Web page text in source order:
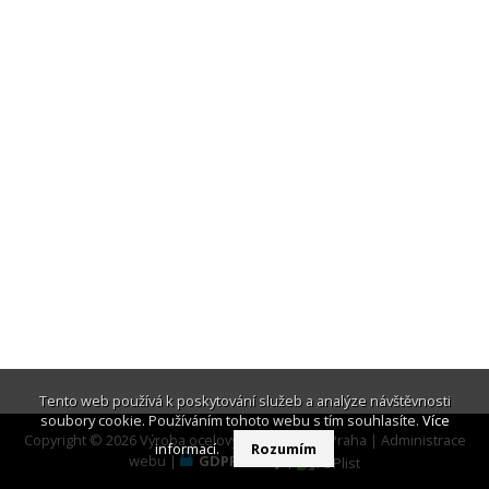
Copyright © 2026 Výroba ocelových konstrukcí Praha | Administrace
webu | GDPR ready
Tento web používá k poskytování služeb a analýze návštěvnosti
soubory cookie. Používáním tohoto webu s tím souhlasíte.Více
informací. Rozumím